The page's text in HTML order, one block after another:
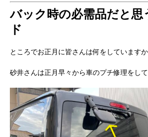
バック時の必需品だと思
ド
ところでお正月に皆さんは何をしています
砂井さんは正月早々から車のプチ修理をして